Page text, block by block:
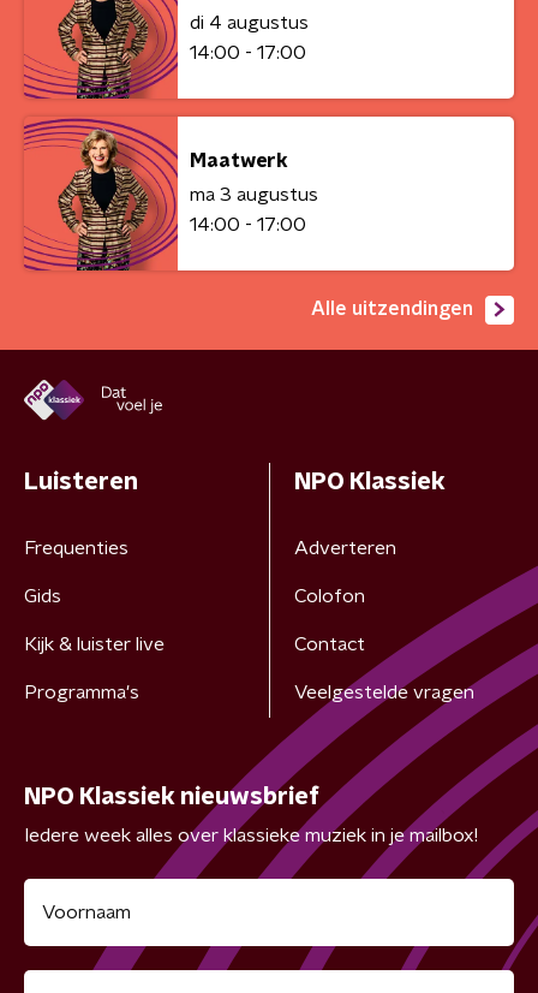
di 4 augustus
14:00 - 17:00
Maatwerk
ma 3 augustus
14:00 - 17:00
Alle uitzendingen
Luisteren
Frequenties
Gids
Kijk & luister live
Programma's
NPO Klassiek
Adverteren
Colofon
Contact
Veelgestelde vragen
NPO Klassiek nieuwsbrief
Iedere week alles over klassieke muziek in je mailbox!